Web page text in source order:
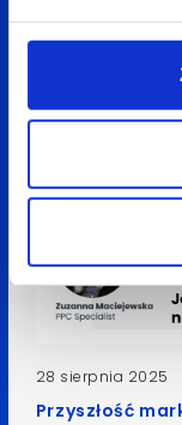
Zobacz
28 sierpnia 2025
Przyszłość